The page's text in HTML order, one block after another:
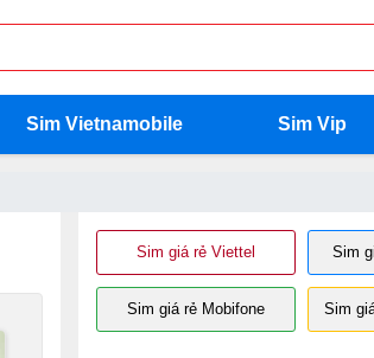
Sim Vietnamobile Sim Vip
Sim giá rẻ Viettel Sim
Sim giá rẻ Mobifone Sim